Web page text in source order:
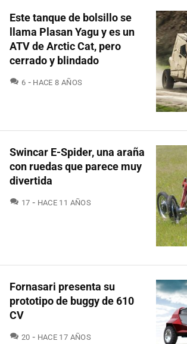
Este tanque de bolsillo se
llama Plasan Yagu y es un
ATV de Arctic Cat, pero
cerrado y blindado
6 COMENTARIOS
HACE 8 AÑOS
Swincar E-Spider, una araña
con ruedas que parece muy
divertida
17 COMENTARIOS
HACE 11 AÑOS
Fornasari presenta su
prototipo de buggy de 610
CV
20 COMENTARIOS
HACE 17 AÑOS